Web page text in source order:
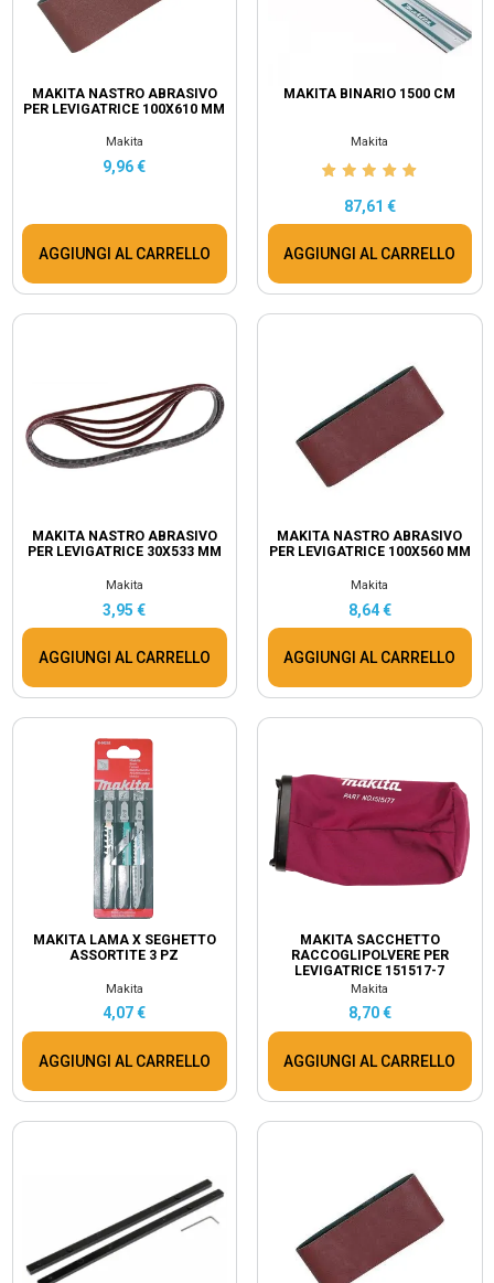
MAKITA NASTRO ABRASIVO
PER LEVIGATRICE 100X610 MM
Makita
9,96 €
AGGIUNGI AL CARRELLO
MAKITA BINARIO 1500 CM
Makita
87,61 €
AGGIUNGI AL CARRELLO
MAKITA NASTRO ABRASIVO
PER LEVIGATRICE 30X533 MM
Makita
3,95 €
AGGIUNGI AL CARRELLO
MAKITA NASTRO ABRASIVO
PER LEVIGATRICE 100X560 MM
Makita
8,64 €
AGGIUNGI AL CARRELLO
MAKITA LAMA X SEGHETTO
ASSORTITE 3 PZ
Makita
4,07 €
AGGIUNGI AL CARRELLO
MAKITA SACCHETTO
RACCOGLIPOLVERE PER
LEVIGATRICE 151517-7
Makita
8,70 €
AGGIUNGI AL CARRELLO